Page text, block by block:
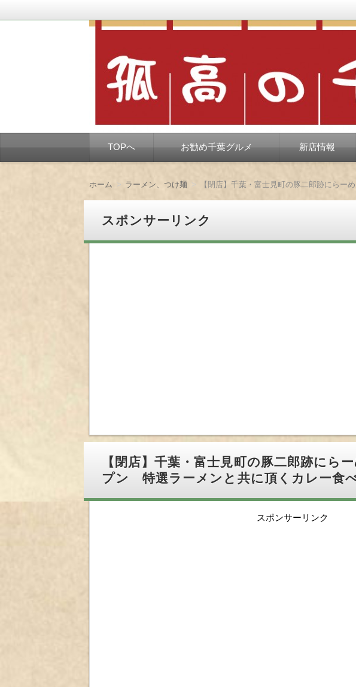
孤高の千葉グルメ
千葉市を中心とした、孤独なようで孤独でもない、ちょっと孤高
TOPへ お勧め千葉グルメ 新店情報
ホーム ラーメン、つけ麺 【閉店】千葉・富士見町の豚二郎跡にら
スポンサーリンク
【閉店】千葉・富士見町の豚二郎跡にら
プン 特選ラーメンと共に頂くカレー食
スポンサーリンク